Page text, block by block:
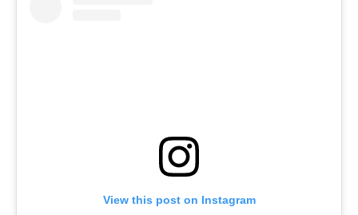
View this post on Instagram